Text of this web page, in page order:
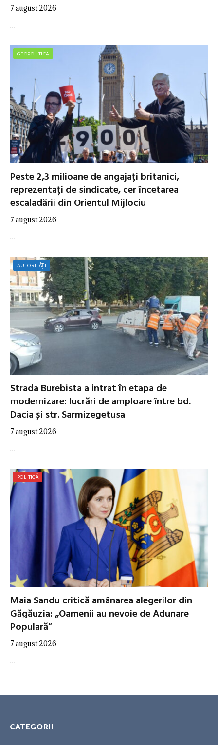
7 august 2026
…
GEOPOLITICA
Peste 2,3 milioane de angajați britanici,
reprezentați de sindicate, cer încetarea
escaladării din Orientul Mijlociu
7 august 2026
…
AUTORITĂȚI
Strada Burebista a intrat în etapa de
modernizare: lucrări de amploare între bd.
Dacia și str. Sarmizegetusa
7 august 2026
…
POLITICĂ
Maia Sandu critică amânarea alegerilor din
Găgăuzia: „Oamenii au nevoie de Adunare
Populară”
7 august 2026
…
CATEGORII